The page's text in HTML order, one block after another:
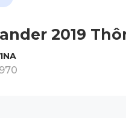
2019